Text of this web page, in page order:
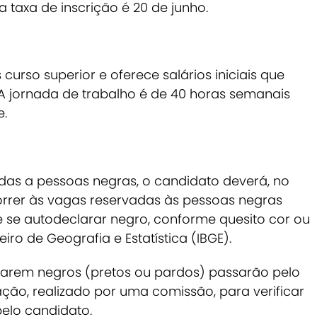
de inscrição é 20 de junho.
superior e oferece salários iniciais que
A jornada de trabalho é de 40 horas semanais
a pessoas negras, o candidato deverá, no
às vagas reservadas às pessoas negras
se autodeclarar negro, conforme quesito cor ou
de Geografia e Estatística (IBGE).
negros (pretos ou pardos) passarão pelo
realizado por uma comissão, para verificar
candidato.